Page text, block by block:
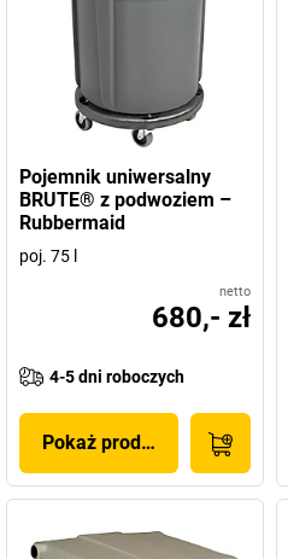
Pojemnik uniwersalny
BRUTE® z podwoziem –
Rubbermaid
poj. 75 l
netto
680,- zł
4-5 dni roboczych
Pokaż produkt